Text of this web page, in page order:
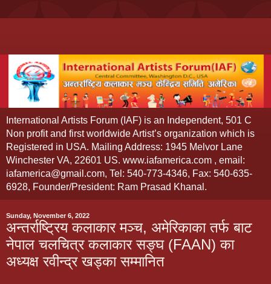
International Artists Forum (IAF) is an Independent, 501 C
Non profit and first worldwide Artist’s organization which is
Registered in USA. Mailing Address: 1945 Melvor Lane
Winchester VA, 22601 US. www.iafamerica.com , email:
iafamerica@gmail.com, Tel: 540-773-4346, Fax: 540-635-
6928, Founder/President: Ram Prasad Khanal.
Sunday, November 6, 2022
अन्तर्राष्ट्रिय कलाकार मञ्च, अमेरिकाका तर्फ बाट
नेपाल चलचित्र कलाकार सङ्घ (FAAN) का
अध्यक्ष रवीन्द्र खड्का सम्मानित